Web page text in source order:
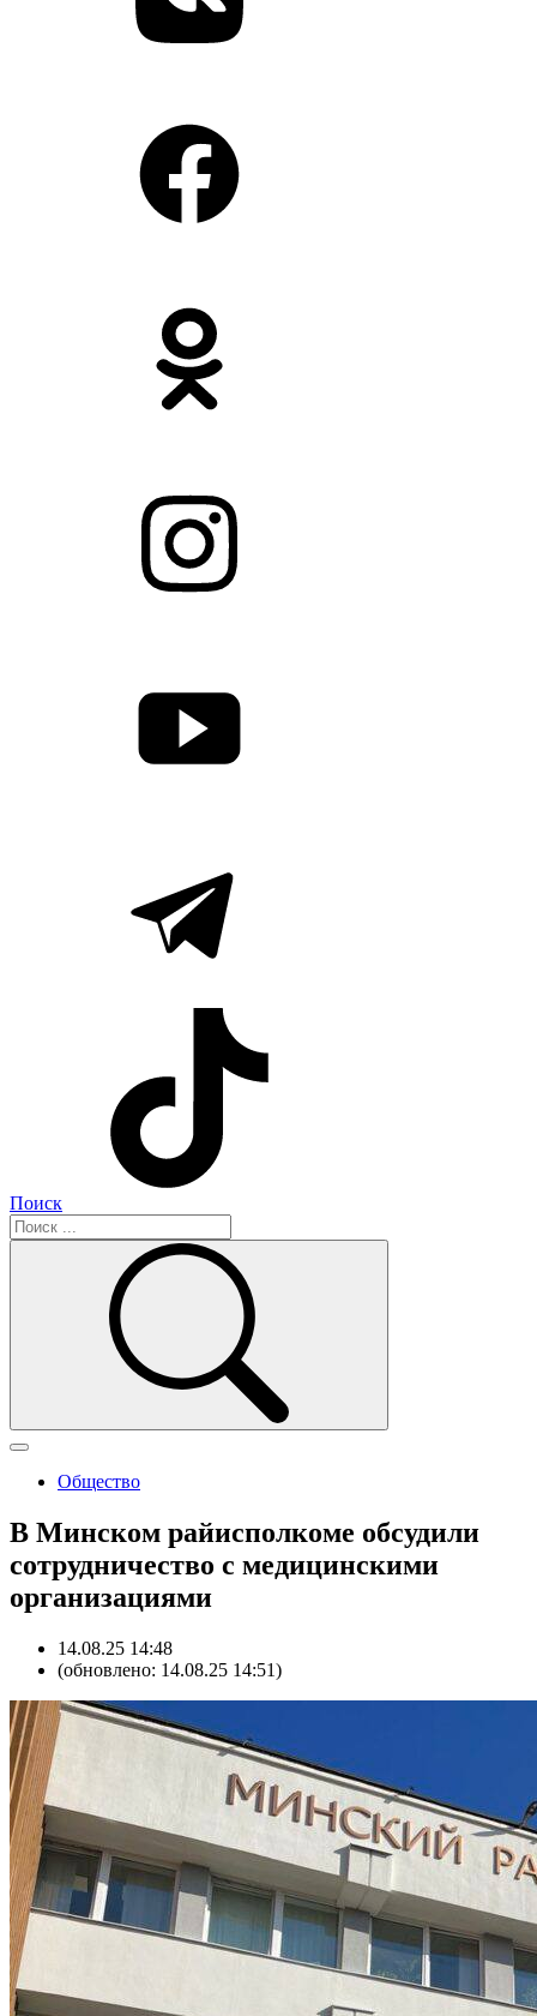
Поиск
Общество
В Минском райисполкоме обсудили
сотрудничество с медицинскими
организациями
14.08.25 14:48
(обновлено: 14.08.25 14:51)